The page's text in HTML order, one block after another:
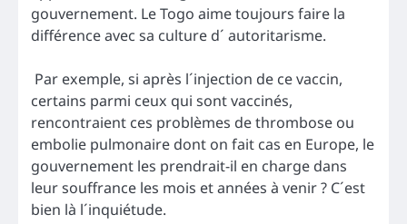
gouvernement. Le Togo aime toujours faire la
différence avec sa culture d´ autoritarisme.
Par exemple, si après l´injection de ce vaccin,
certains parmi ceux qui sont vaccinés,
rencontraient ces problèmes de thrombose ou
embolie pulmonaire dont on fait cas en Europe, le
gouvernement les prendrait-il en charge dans
leur souffrance les mois et années à venir ? C´est
bien là l´inquiétude.